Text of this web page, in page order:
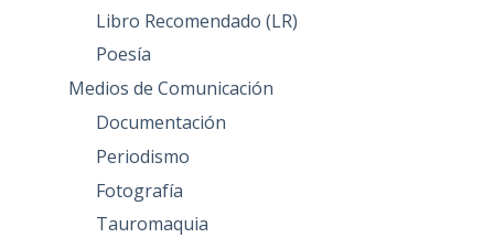
Libro Recomendado (LR)
Poesía
Medios de Comunicación
Documentación
Periodismo
Fotografía
Tauromaquia